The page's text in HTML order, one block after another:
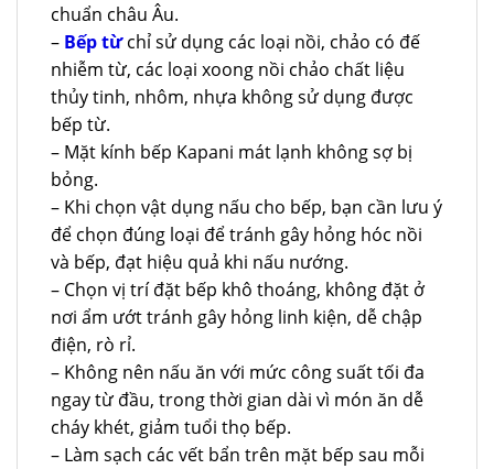
chuẩn châu Âu.
– Bếp từchỉ sử dụng các loại nồi, chảo có đế
nhiễm từ, các loại xoong nồi chảo chất liệu
thủy tinh, nhôm, nhựa không sử dụng được
bếp từ.
– Mặt kính bếp Kapani mát lạnh không sợ bị
bỏng.
– Khi chọn vật dụng nấu cho bếp, bạn cần lưu ý
để chọn đúng loại để tránh gây hỏng hóc nồi
và bếp, đạt hiệu quả khi nấu nướng.
– Chọn vị trí đặt bếp khô thoáng, không đặt ở
nơi ẩm ướt tránh gây hỏng linh kiện, dễ chập
điện, rò rỉ.
– Không nên nấu ăn với mức công suất tối đa
ngay từ đầu, trong thời gian dài vì món ăn dễ
cháy khét, giảm tuổi thọ bếp.
– Làm sạch các vết bẩn trên mặt bếp sau mỗi